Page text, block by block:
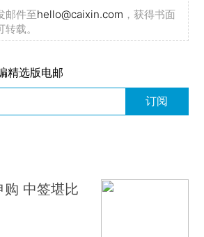
邮件至hello@caixin.com ，获得书面
载。
精选版电邮
订阅
购 中签堪比